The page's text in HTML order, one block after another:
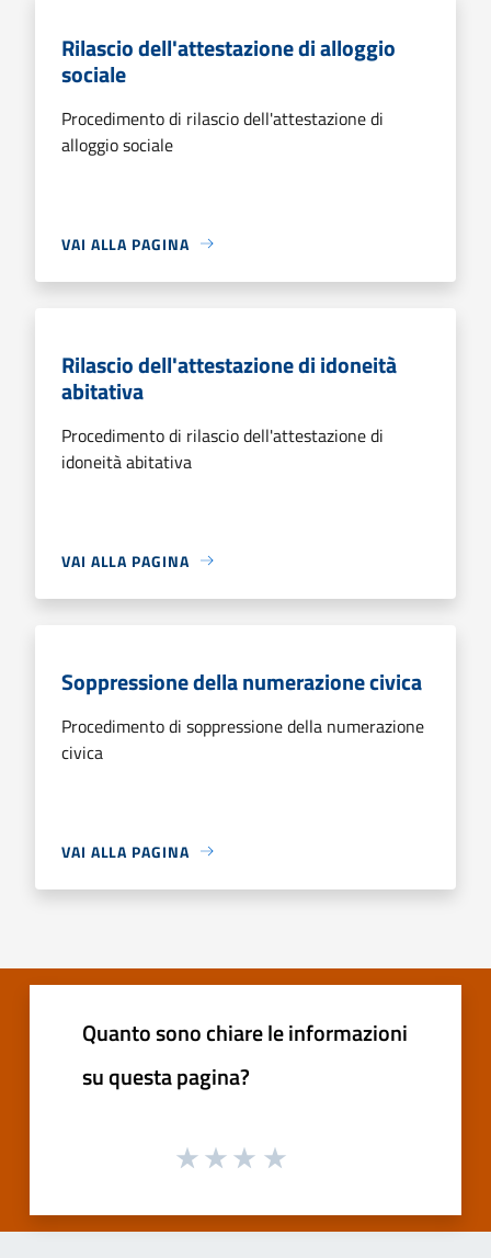
Rilascio dell'attestazione di alloggio
sociale
Procedimento di rilascio dell'attestazione di
alloggio sociale
VAI ALLA PAGINA
Rilascio dell'attestazione di idoneità
abitativa
Procedimento di rilascio dell'attestazione di
idoneità abitativa
VAI ALLA PAGINA
Soppressione della numerazione civica
Procedimento di soppressione della numerazione
civica
VAI ALLA PAGINA
Quanto sono chiare le informazioni
su questa pagina?